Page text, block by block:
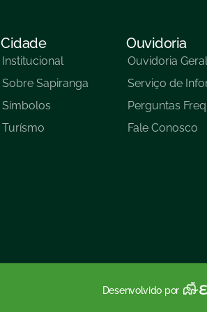
Cidade
Institucional
Sobre Sapiranga
Símbolos
Turísmo
Ouvidoria
Ouvidoria Geral
Serviço de
Perguntas
Fale Conosco
Desenvolvido por